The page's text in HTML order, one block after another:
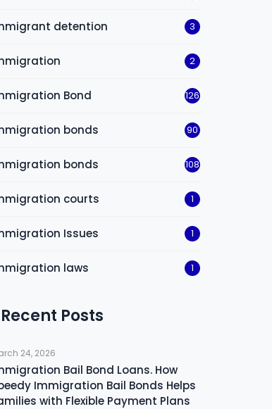
detention 3
2
Bond 126
bonds 90
bonds 108
courts 1
Issues 1
laws 1
Recent Posts
24, 2026
Bail Bond Loans. How
Immigration Bail Bonds Helps
with Flexible Payment Plans